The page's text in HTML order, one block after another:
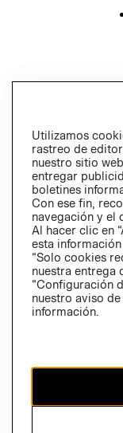
Perú (S/)
CAMBIAR REGIÓN
Utilizamos
rastreo de
nuestro sitio
entregar
boletines
Con ese fin,
navegación y el
Al hacer clic en
esta
“Solo cookies
nuestra entrega
“Configuración
nuestro aviso
información.